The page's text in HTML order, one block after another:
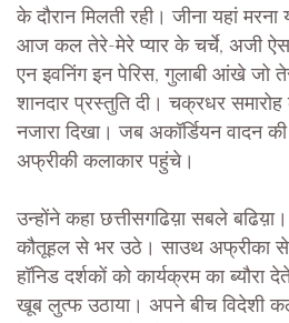
के दौरान मिलती रही। जीना यहां
आज कल तेरे-मेरे प्यार के चर्चे, अजी ऐसा
एन इवनिंग इन पेरिस, गुलाबी आंखे जो
शानदार प्रस्तुति दी। चक्रधर
नजारा दिखा। जब अकॉर्डियन वादन
अफ्रीकी कलाकार पहुंचे।
उन्होंने कहा छत्तीसगढिय़ा सबले
कौतूहल से भर उठे। साउथ अफ्रीका
हॉनिड दर्शकों को कार्यक्रम का
खूब लुत्फ उठाया। अपने बीच विदेशी